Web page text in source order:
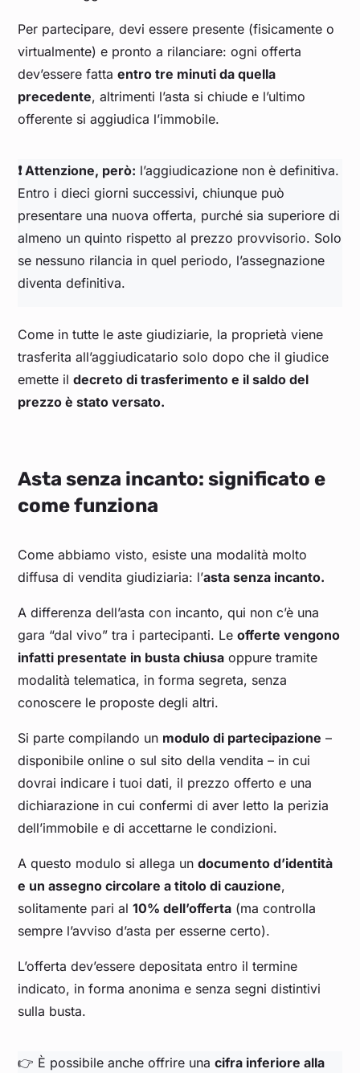
Per partecipare, devi essere presente (fisicamente o
virtualmente) e pronto a rilanciare: ogni offerta
dev’essere fattaentro tre minuti da quella
precedente, altrimenti l’asta si chiude e l’ultimo
offerente si aggiudica l’immobile.
❗ Attenzione, però: l’aggiudicazione non è definitiva.
Entro i dieci giorni successivi, chiunque può
presentare una nuova offerta, purché sia superiore di
almeno un quinto rispetto al prezzo provvisorio. Solo
se nessuno rilancia in quel periodo, l’assegnazione
diventa definitiva.
Come in tutte le aste giudiziarie, la proprietà viene
trasferita all’aggiudicatario solo dopo che il giudice
emette ildecreto di trasferimento e il saldo del
prezzo è stato versato.
Asta senza incanto: significato e
come funziona
Come abbiamo visto, esiste una modalità molto
diffusa di vendita giudiziaria: l’asta senza incanto.
A differenza dell’asta con incanto, qui non c’è una
gara “dal vivo” tra i partecipanti. Leofferte vengono
infatti presentate in busta chiusa oppure tramite
modalità telematica, in forma segreta, senza
conoscere le proposte degli altri.
Si parte compilando un modulo di partecipazione –
disponibile online o sul sito della vendita – in cui
dovrai indicare i tuoi dati, il prezzo offerto e una
dichiarazione in cui confermi di aver letto la perizia
dell’immobile e di accettarne le condizioni.
A questo modulo si allega undocumento d’identità
e un assegno circolare a titolo di cauzione,
solitamente pari al10% dell’offerta (ma controlla
sempre l’avviso d’asta per esserne certo).
L’offerta dev’essere depositata entro il termine
indicato, in forma anonima e senza segni distintivi
sulla busta.
👉 È possibile anche offrire unacifra inferiore alla